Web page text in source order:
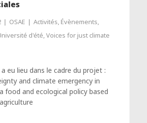
OSAE Activités,Évènements,
d'été,Voices for just climate
a eu lieu dans le cadre du projet :
and climate emergency in
food and ecological policy based